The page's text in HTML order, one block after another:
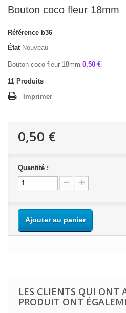
Bouton coco fleur 18mm
Référence b36
État Nouveau
Bouton coco fleur 18mm 0,50 €
11 Produits
Imprimer
0,50 €
Quantité :
Ajouter au panier
LES CLIENTS QUI ONT
PRODUIT ONT